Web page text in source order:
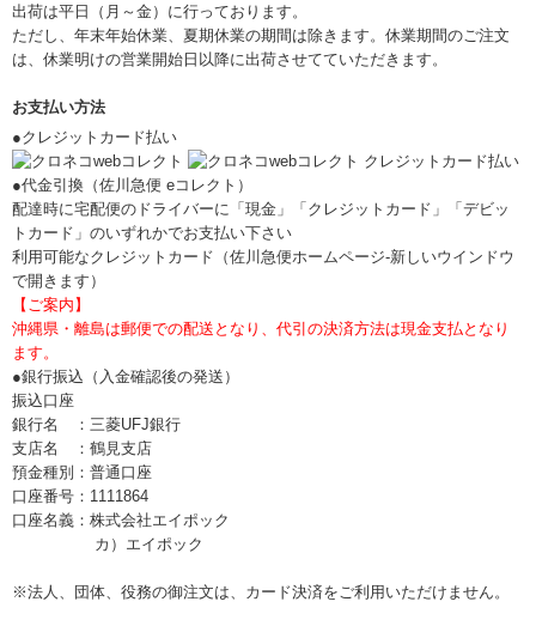
出荷は平日（月～金）に行っております。
ただし、年末年始休業、夏期休業の期間は除きます。休業期間のご注文
は、休業明けの営業開始日以降に出荷させてていただきます。
お支払い方法
●クレジットカード払い
●代金引換（佐川急便 eコレクト）
配達時に宅配便のドライバーに「現金」「クレジットカード」「デビッ
トカード」のいずれかでお支払い下さい
利用可能なクレジットカード（佐川急便ホームページ-新しいウインドウ
で開きます）
【ご案内】
沖縄県・離島は郵便での配送となり、代引の決済方法は現金支払となり
ます。
●銀行振込（入金確認後の発送）
振込口座
銀行名 ：三菱UFJ銀行
支店名 ：鶴見支店
預金種別：普通口座
口座番号：1111864
口座名義：株式会社エイポック
カ）エイポック
※法人、団体、役務の御注文は、カード決済をご利用いただけません。